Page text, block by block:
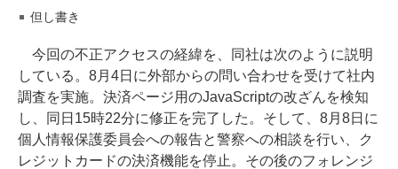
但し書き
今回の不正アクセスの経緯を、同社は次のように説明
している。8月4日に外部からの問い合わせを受けて社内
調査を実施。決済ページ用のJavaScriptの改ざんを検知
し、同日15時22分に修正を完了した。そして、8月8日に
個人情報保護委員会への報告と警察への相談を行い、ク
レジットカードの決済機能を停止。その後のフォレンジ